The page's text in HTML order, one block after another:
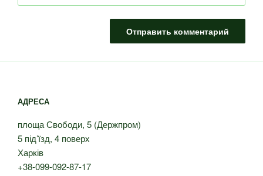
АДРЕСА
площа Свободи, 5 (Держпром)
5 під’їзд, 4 поверх
Харків
+38-099-092-87-17